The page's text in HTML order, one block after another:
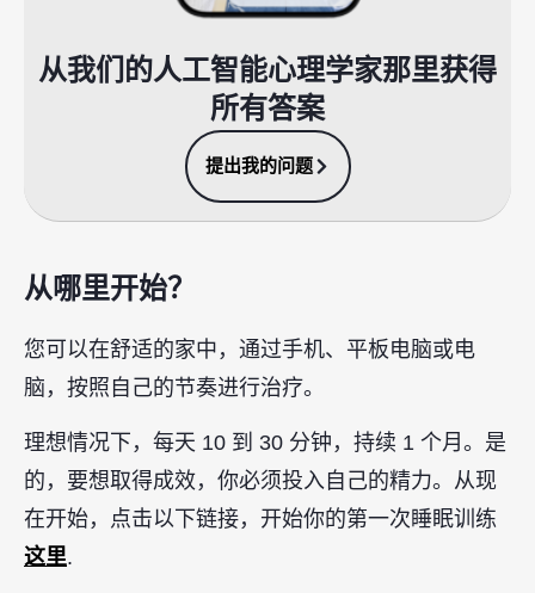
从我们的人工智能心理学家那里获得
所有答案
提出我的问题
从哪里开始？
您可以在舒适的家中，通过手机、平板电脑或电
脑，按照自己的节奏进行治疗。
理想情况下，每天 10 到 30 分钟，持续 1 个月。是
的，要想取得成效，你必须投入自己的精力。从现
在开始，点击以下链接，开始你的第一次睡眠训练
这里.